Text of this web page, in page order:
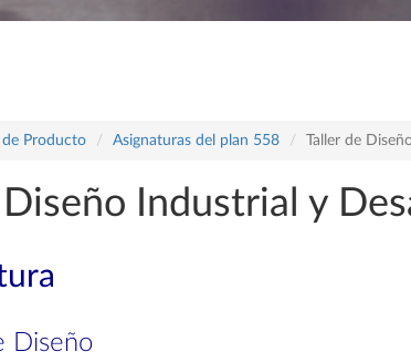
Producto Asignaturas del plan 558 Taller de
Industrial y
Diseño